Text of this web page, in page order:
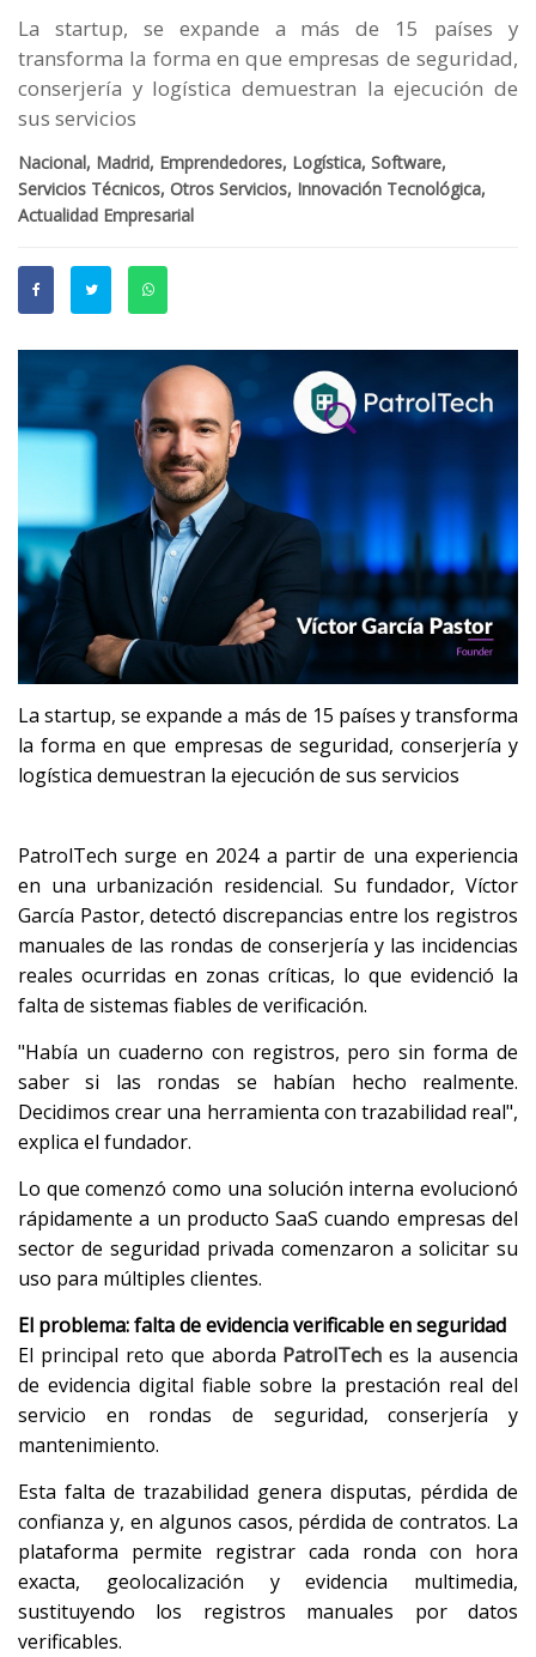
La startup, se expande a más de 15 países y
transforma la forma en que empresas de seguridad,
conserjería y logística demuestran la ejecución de
sus servicios
Nacional, Madrid, Emprendedores, Logística, Software,
Servicios Técnicos, Otros Servicios, Innovación Tecnológica,
Actualidad Empresarial
La startup, se expande a más de 15 países y transforma
la forma en que empresas de seguridad, conserjería y
logística demuestran la ejecución de sus servicios
PatrolTech surge en 2024 a partir de una experiencia
en una urbanización residencial. Su fundador, Víctor
García Pastor, detectó discrepancias entre los registros
manuales de las rondas de conserjería y las incidencias
reales ocurridas en zonas críticas, lo que evidenció la
falta de sistemas fiables de verificación.
"Había un cuaderno con registros, pero sin forma de
saber si las rondas se habían hecho realmente.
Decidimos crear una herramienta con trazabilidad real",
explica el fundador.
Lo que comenzó como una solución interna evolucionó
rápidamente a un producto SaaS cuando empresas del
sector de seguridad privada comenzaron a solicitar su
uso para múltiples clientes.
El problema: falta de evidencia verificable en seguridad
El principal reto que aborda PatrolTech es la ausencia
de evidencia digital fiable sobre la prestación real del
servicio en rondas de seguridad, conserjería y
mantenimiento.
Esta falta de trazabilidad genera disputas, pérdida de
confianza y, en algunos casos, pérdida de contratos. La
plataforma permite registrar cada ronda con hora
exacta, geolocalización y evidencia multimedia,
sustituyendo los registros manuales por datos
verificables.